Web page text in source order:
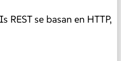
REST se basan en HTTP,